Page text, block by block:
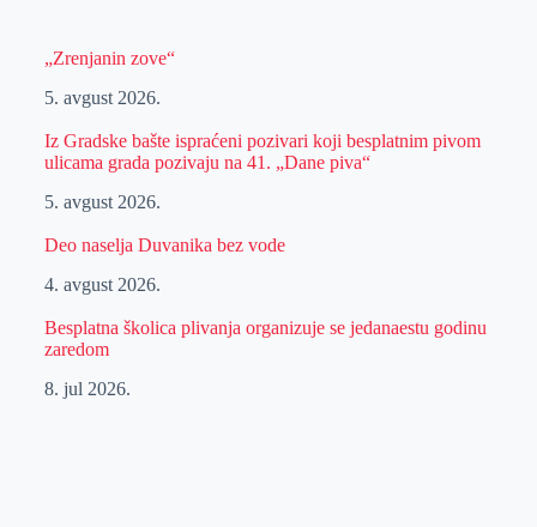
„Zrenjanin zove“
5. avgust 2026.
Iz Gradske bašte ispraćeni pozivari koji besplatnim pivom
ulicama grada pozivaju na 41. „Dane piva“
5. avgust 2026.
Deo naselja Duvanika bez vode
4. avgust 2026.
Besplatna školica plivanja organizuje se jedanaestu godinu
zaredom
8. jul 2026.